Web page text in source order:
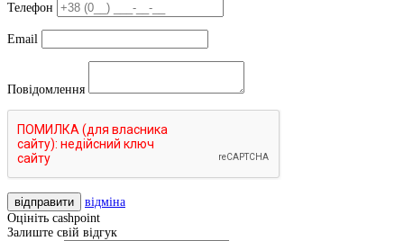
Телефон
Email
Повідомлення
відправити
відміна
Оцініть cashpoint
Залиште свій відгук